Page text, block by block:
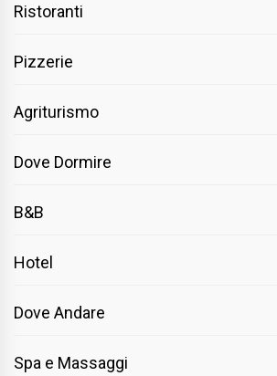
Ristoranti
Pizzerie
Agriturismo
Dove Dormire
B&B
Hotel
Dove Andare
Spa e Massaggi